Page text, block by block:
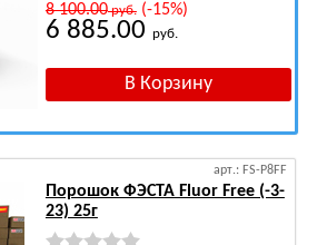
8 100.00руб.(-15%)
6 885.00 руб.
арт.: FS-P8FF
Порошок ФЭСТА Fluor Free (-3-
23) 25г